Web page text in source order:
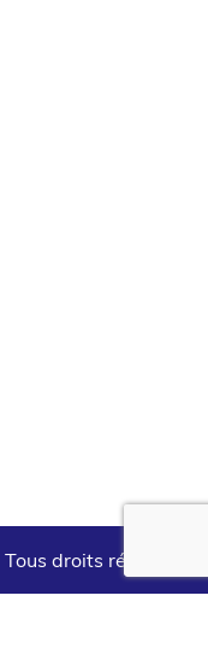
Tous droits réservés